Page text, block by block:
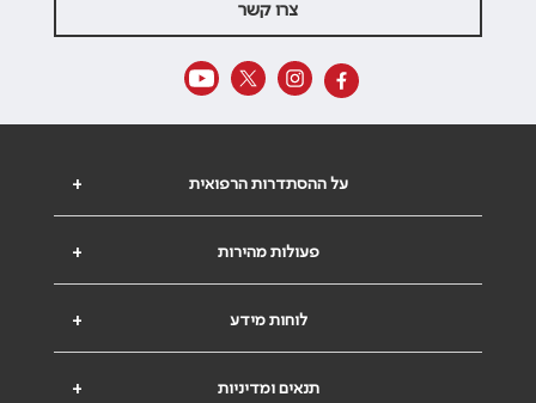
צרו קשר
+ על ההסתדרות הרפואית
+ פעולות מהירות
+ לוחות מידע
+ תנאים ומדיניות